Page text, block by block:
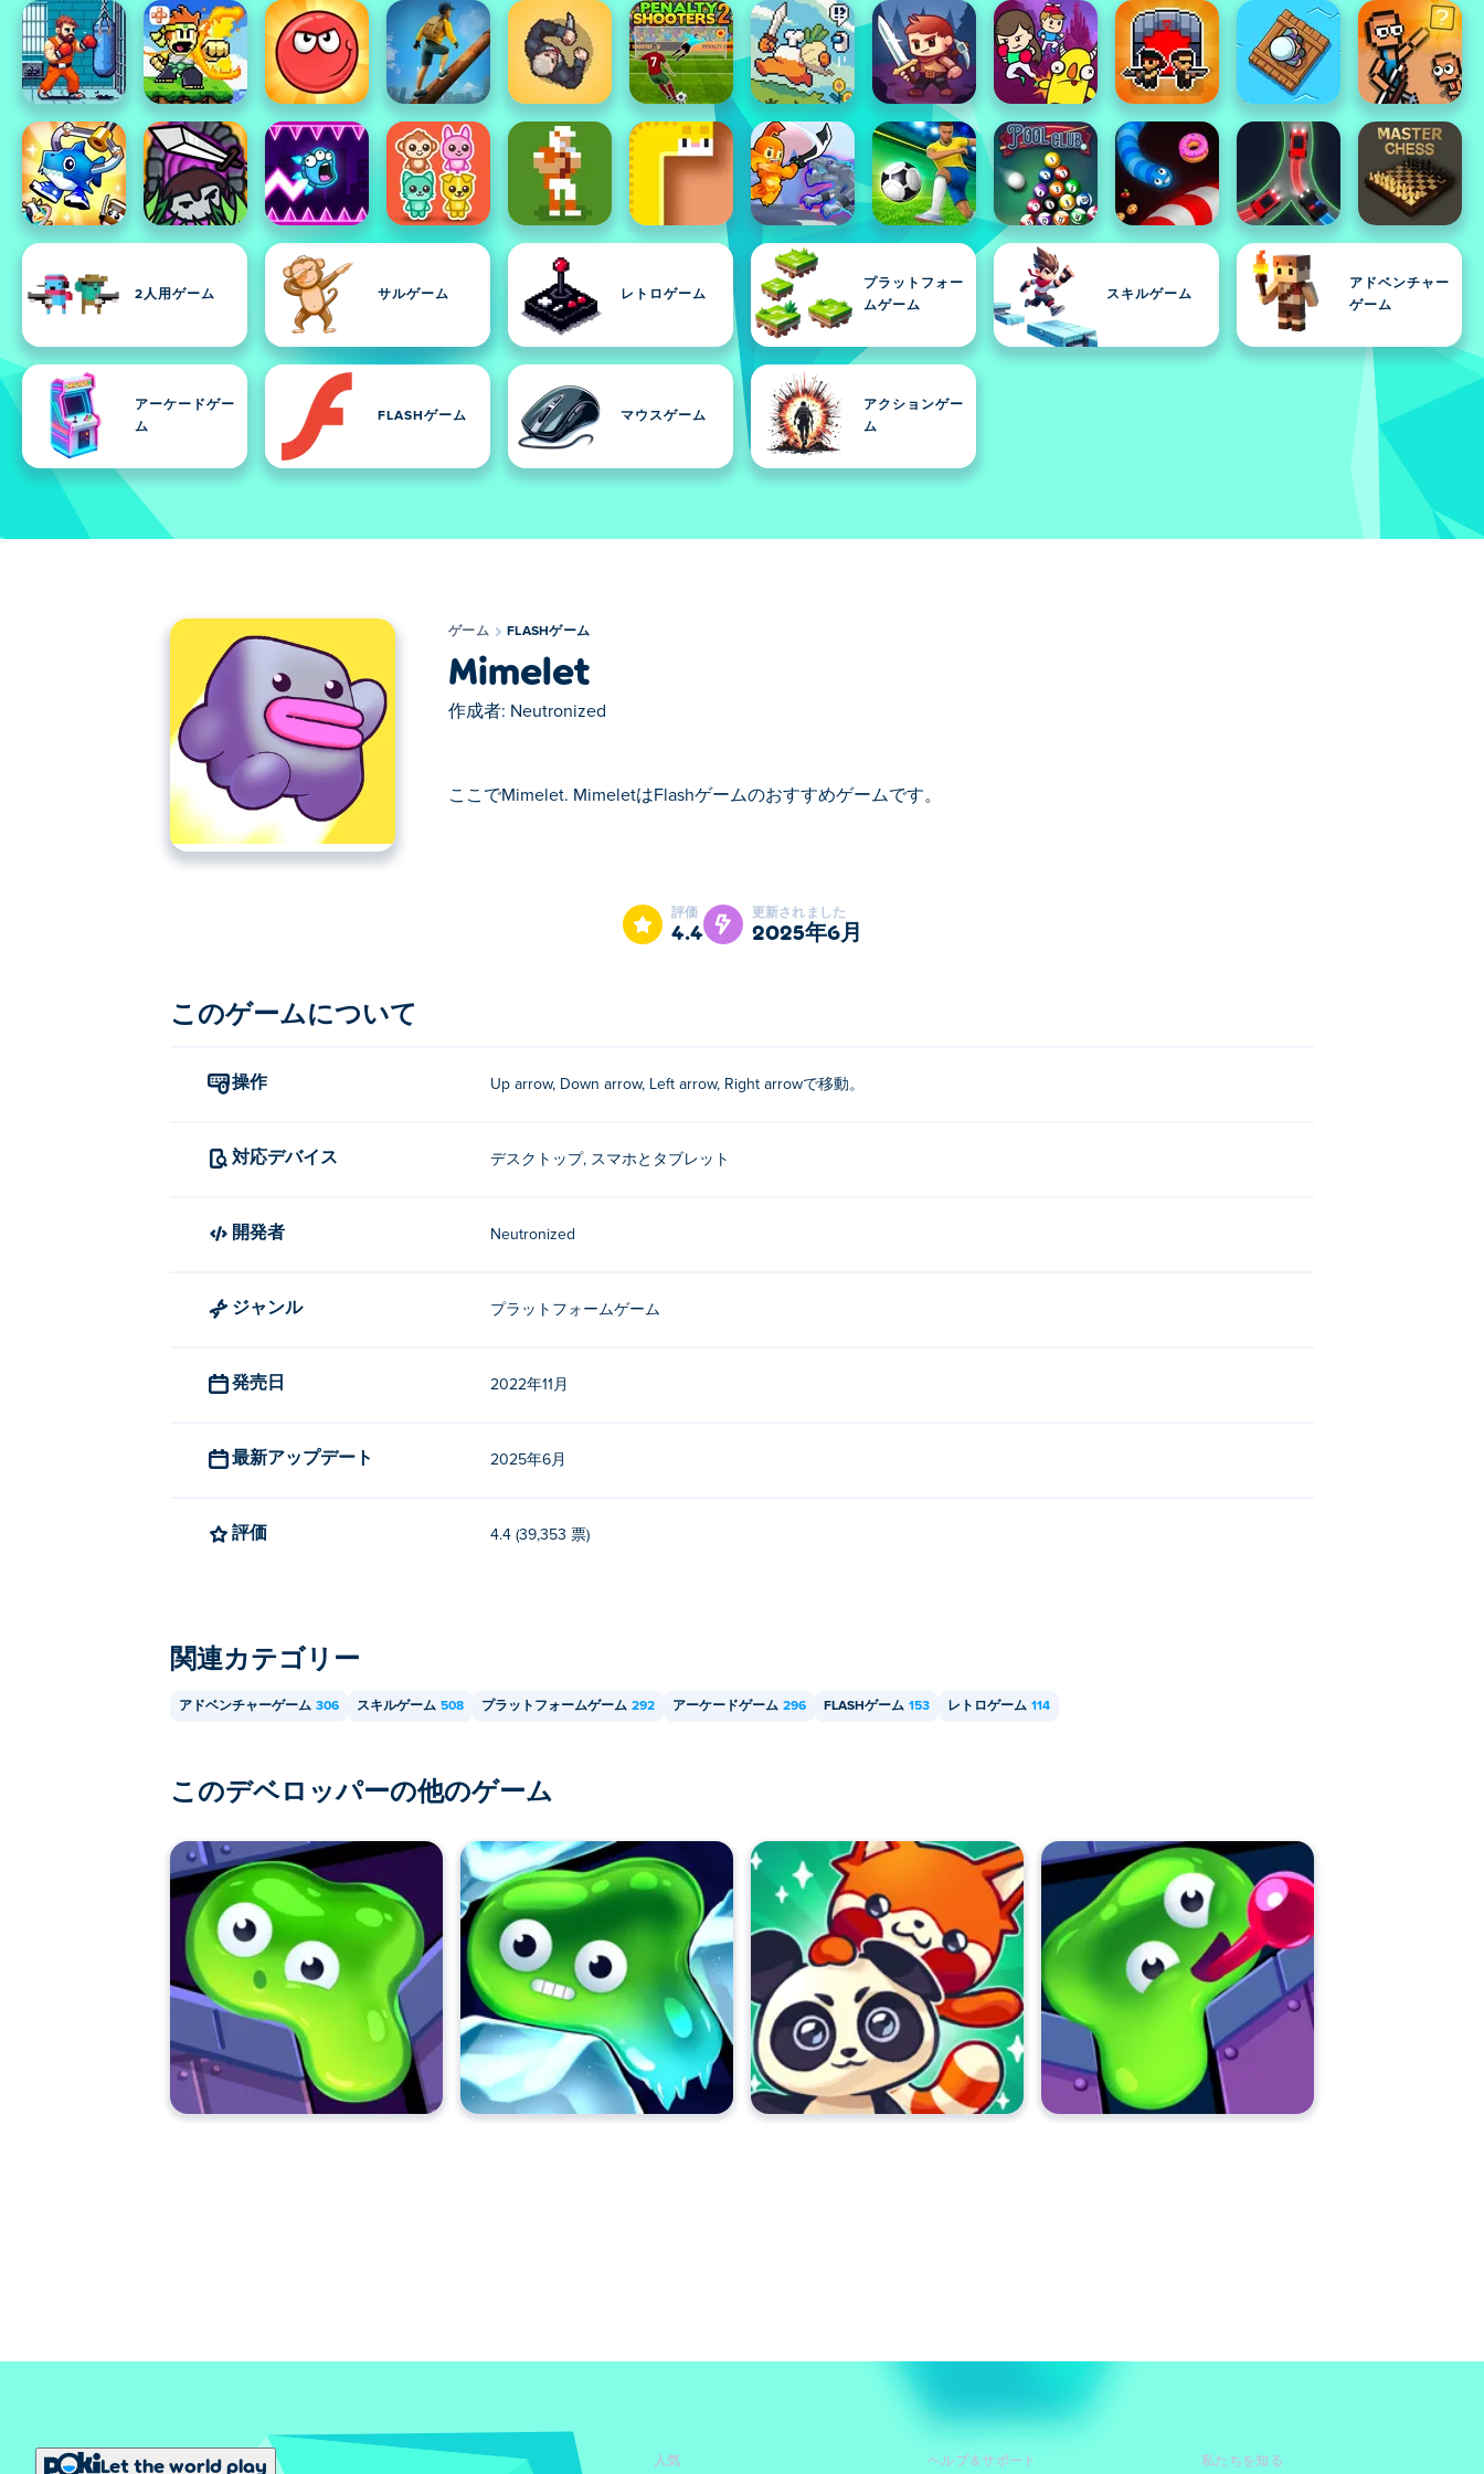
2人用ゲーム サルゲーム レトロゲーム
プラットフォー
ムゲーム
スキルゲーム
アドベンチャー
ゲーム
アーケードゲー
ム
FLASHゲーム マウスゲーム
アクションゲー
ム
ゲーム FLASHゲーム
Mimelet
作成者: Neutronized
ここでMimelet. MimeletはFlashゲームのおすすめゲームです。
ここでMimelet. MimeletはFlashゲームのおすすめゲームです。
評価
4.4
更新されました
2025年6月
このゲームについて
操作 Up arrow, Down arrow, Left arrow, Right arrowで移動。
対応デバイス デスクトップ, スマホとタブレット
開発者 Neutronized
ジャンル プラットフォームゲーム
発売日 2022年11月
最新アップデート 2025年6月
評価 4.4 (39,353 票)
関連カテゴリー
アドベンチャーゲーム 306 スキルゲーム 508 プラットフォームゲーム 292 アーケードゲーム 296 FLASHゲーム 153 レトロゲーム 114
このデベロッパーの他のゲーム
Let the world play 人気 ヘルプ＆サポート 私たちを知る